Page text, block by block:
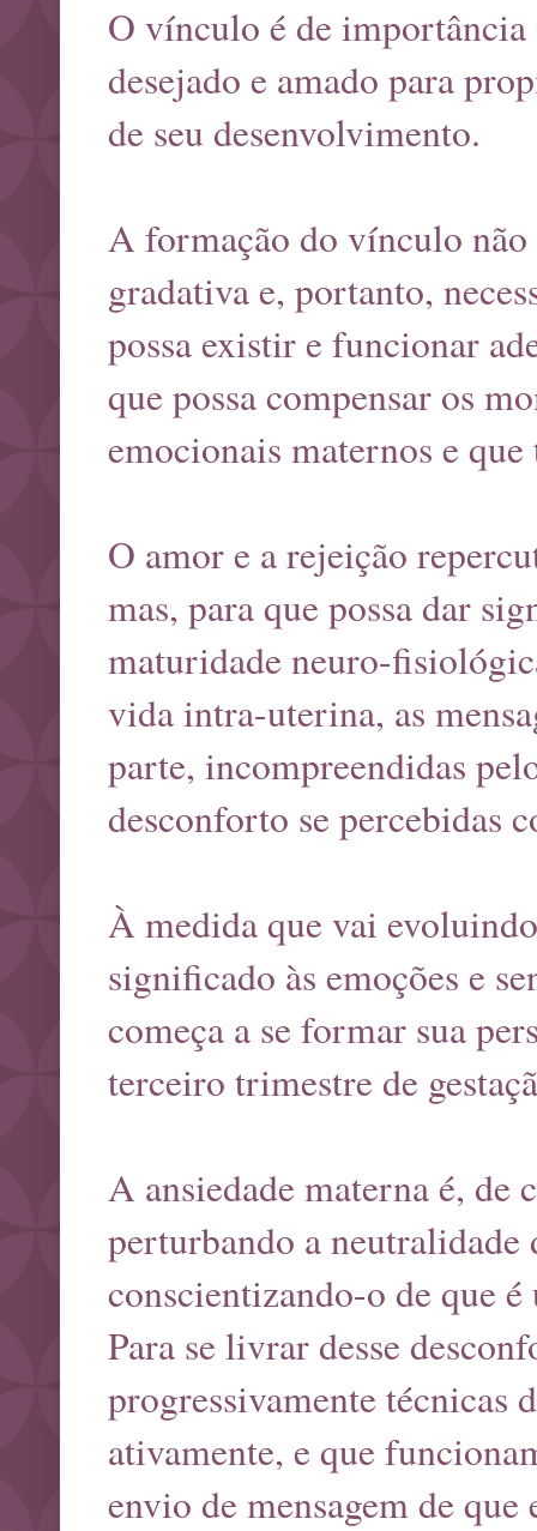
O vínculo é de
desejado e amado para
de seu desenvolvimento.
A formação do vínculo
gradativa e, portanto,
possa existir e funcionar
que possa compensar os
emocionais maternos e
O amor e a rejeição
mas, para que possa dar
maturidade neuro-
vida intra-uterina, as
parte, incompreendidas
desconforto se percebidas
À medida que vai
significado às emoções e
começa a se formar sua
terceiro trimestre de
A ansiedade materna é, de
perturbando a
conscientizando-o de que
Para se livrar desse
progressivamente técnicas
ativamente, e que
envio de mensagem de